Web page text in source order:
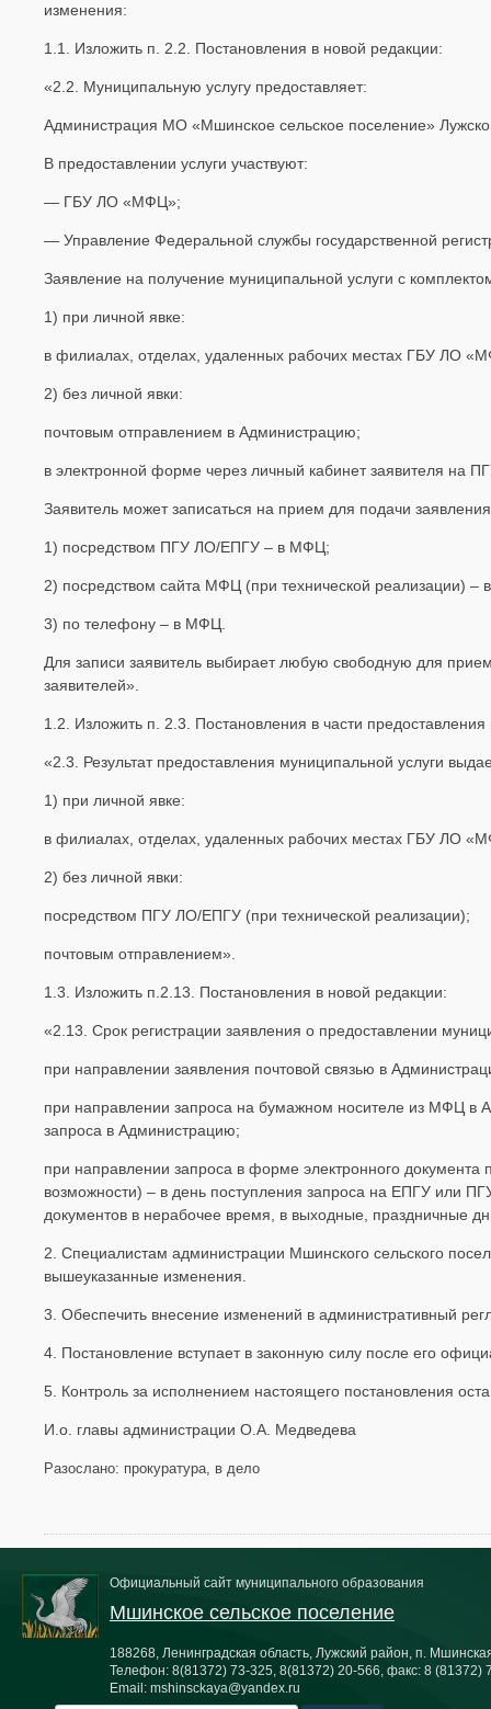
изменения:
1.1. Изложить п. 2.2. Постановления в новой редакции:
«2.2. Муниципальную услугу предоставляет:
Администрация МО «Мшинское сельское поселение»
В предоставлении услуги участвуют:
— ГБУ ЛО «МФЦ»;
— Управление Федеральной службы государственной
Заявление на получение муниципальной услуги с
1) при личной явке:
в филиалах, отделах, удаленных рабочих местах ГБУ ЛО
2) без личной явки:
почтовым отправлением в Администрацию;
в электронной форме через личный кабинет заявителя на
Заявитель может записаться на прием для подачи
1) посредством ПГУ ЛО/ЕПГУ – в МФЦ;
2) посредством сайта МФЦ (при технической реализации)
3) по телефону – в МФЦ.
Для записи заявитель выбирает любую свободную для
заявителей».
1.2. Изложить п. 2.3. Постановления в части
«2.3. Результат предоставления муниципальной услуги
1) при личной явке:
в филиалах, отделах, удаленных рабочих местах ГБУ ЛО
2) без личной явки:
посредством ПГУ ЛО/ЕПГУ (при технической реализации);
почтовым отправлением».
1.3. Изложить п.2.13. Постановления в новой редакции:
«2.13. Срок регистрации заявления о предоставлении
при направлении заявления почтовой связью в
при направлении запроса на бумажном носителе из МФЦ в
запроса в Администрацию;
при направлении запроса в форме электронного
возможности) – в день поступления запроса на ЕПГУ или
документов в нерабочее время, в выходные, праздничные
2. Специалистам администрации Мшинского сельского
вышеуказанные изменения.
3. Обеспечить внесение изменений в административный
4. Постановление вступает в законную силу после его
5. Контроль за исполнением настоящего постановления
И.о. главы администрации О.А. Медведева
Разослано: прокуратура, в дело
Официальный сайт муниципального образования
Мшинское сельское поселение
188268, Ленинградская область, Лужский район, п.
Телефон: 8(81372) 73-325, 8(81372) 20-566, факс: 8 (81372)
Email: mshinsckaya@yandex.ru